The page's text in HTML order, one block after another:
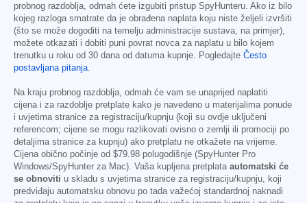
probnog razdoblja, odmah ćete izgubiti pristup SpyHunteru. Ako iz bilo
kojeg razloga smatrate da je obrađena naplata koju niste željeli izvršiti
(što se može dogoditi na temelju administracije sustava, na primjer),
možete otkazati i dobiti puni povrat novca za naplatu u bilo kojem
trenutku u roku od 30 dana od datuma kupnje. Pogledajte Često
postavljana pitanja.
Na kraju probnog razdoblja, odmah će vam se unaprijed naplatiti
cijena i za razdoblje pretplate kako je navedeno u materijalima ponude
i uvjetima stranice za registraciju/kupnju (koji su ovdje uključeni
referencom; cijene se mogu razlikovati ovisno o zemlji ili promociji po
detaljima stranice za kupnju) ako pretplatu ne otkažete na vrijeme.
Cijena obično počinje od $79.98 polugodišnje (SpyHunter Pro
Windows/SpyHunter za Mac). Vaša kupljena pretplata automatski će
se obnoviti u skladu s uvjetima stranice za registraciju/kupnju, koji
predviđaju automatsku obnovu po tada važećoj standardnoj naknadi